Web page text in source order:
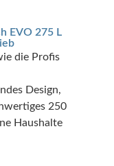
EVO 275 L
die Profis
Design,
250
Haushalte